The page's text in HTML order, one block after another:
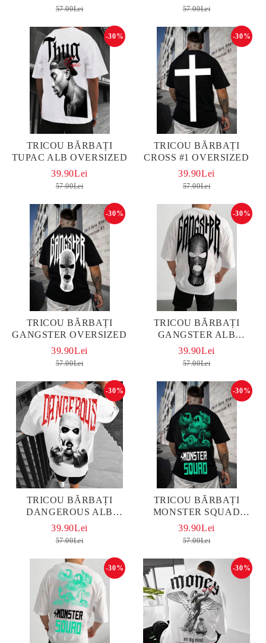
57.00Lei 57.00Lei
TRICOU BĂRBAȚI
TUPAC ALB OVERSIZED
-30%
39.90Lei
57.00Lei
TRICOU BĂRBAȚI
CROSS #1 OVERSIZED
-30%
39.90Lei
57.00Lei
TRICOU BĂRBAȚI
GANGSTER OVERSIZED
-30%
39.90Lei
57.00Lei
TRICOU BĂRBAȚI
GANGSTER ALB
OVERSIZED
-30%
39.90Lei
57.00Lei
TRICOU BĂRBAȚI
DANGEROUS ALB
OVERSIZED
-30%
39.90Lei
57.00Lei
TRICOU BĂRBAȚI
MONSTER SQUAD
OVERSIZED
-30%
39.90Lei
57.00Lei
-30% -30%